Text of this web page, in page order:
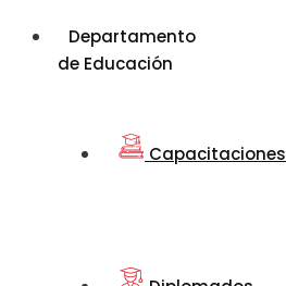
Departamento
de Educación
Capacitaciones